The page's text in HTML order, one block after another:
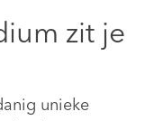
zit je
unieke